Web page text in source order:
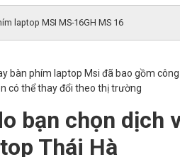
laptop MSI MS-16GH MS 16
bàn phím laptop Msi đã bao gồm
có thể thay đổi theo thị trường
bạn chọn dịch
Thái Hà